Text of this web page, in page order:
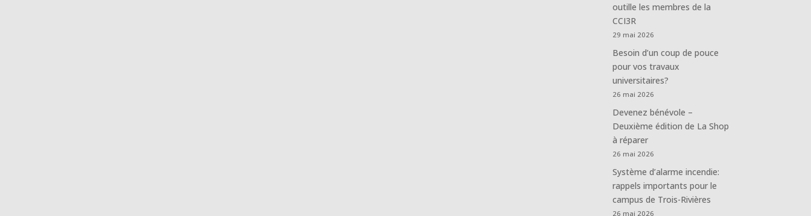
outille les membres de la
CCI3R
29 mai 2026
Besoin d’un coup de pouce
pour vos travaux
universitaires?
26 mai 2026
Devenez bénévole –
Deuxième édition de La Shop
à réparer
26 mai 2026
Système d’alarme incendie:
rappels importants pour le
campus de Trois-Rivières
26 mai 2026